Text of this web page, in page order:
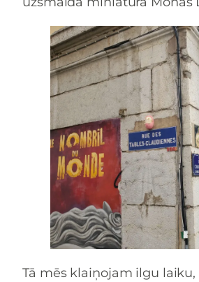
Tā mēs klaiņojam ilgu